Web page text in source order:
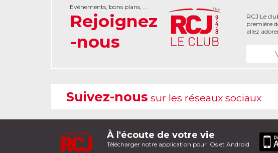
Evénements, bons plans, ...
Rejoignez
-nous
RCJ Le
première
allez
Suivez-nous sur les réseaux sociaux
À l'écoute de votre vie
Télécharger notre application pour iOs et Android